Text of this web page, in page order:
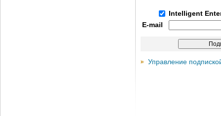
Intelligent
E-mail
Управление